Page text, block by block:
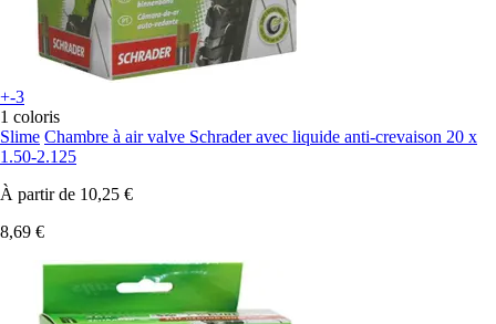
+-3
1 coloris
Slime Chambre à air valve Schrader avec liquide anti-crevaison 20 x
1.50-2.125
À partir de 10,25 €
8,69 €